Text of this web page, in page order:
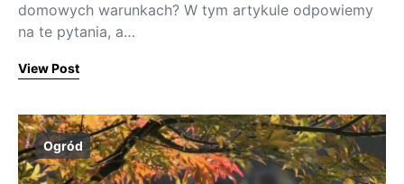
domowych warunkach? W tym artykule odpowiemy
na te pytania, a…
View Post
Ogród